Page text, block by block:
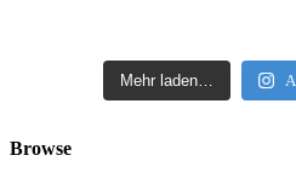
Mehr laden…
Browse